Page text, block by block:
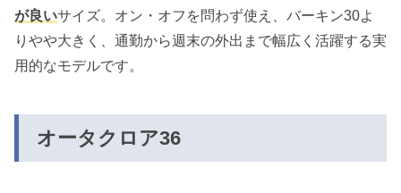
が良いサイズ。オン・オフを問わず使え、バーキン30よ
りやや大きく、通勤から週末の外出まで幅広く活躍する実
用的なモデルです。
オータクロア36